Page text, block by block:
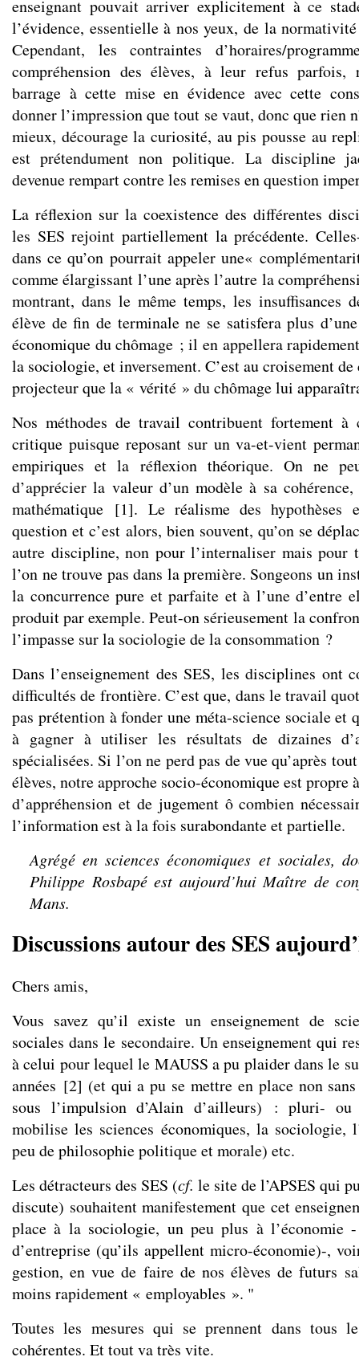
enseignant pouvait arriver explicitement à ce
l’évidence, essentielle à nos yeux, de la
Cependant, les contraintes d’horaires/
compréhension des élèves, à leur refus
barrage à cette mise en évidence avec cette
donner l’impression que tout se vaut, donc que rien
mieux, décourage la curiosité, au pis pousse au
est prétendument non politique. La discipline
devenue rempart contre les remises en question
La réflexion sur la coexistence des différentes
les SES rejoint partiellement la précédente.
dans ce qu’on pourrait appeler une«
comme élargissant l’une après l’autre la
montrant, dans le même temps, les insuffisances
élève de fin de terminale ne se satisfera plus
économique du chômage ; il en appellera
la sociologie, et inversement. C’est au croisement
projecteur que la « vérité » du chômage lui
Nos méthodes de travail contribuent fortement à
critique puisque reposant sur un va-et-vient
empiriques et la réflexion théorique. On ne
d’apprécier la valeur d’un modèle à sa
mathématique [1]. Le réalisme des hypothèses
question et c’est alors, bien souvent, qu’on se
autre discipline, non pour l’internaliser mais pour
l’on ne trouve pas dans la première. Songeons un
la concurrence pure et parfaite et à l’une d’entre
produit par exemple. Peut-on sérieusement la
l’impasse sur la sociologie de la consommation ?
Dans l’enseignement des SES, les disciplines ont
difficultés de frontière. C’est que, dans le travail
pas prétention à fonder une méta-science sociale et
à gagner à utiliser les résultats de dizaines
spécialisées. Si l’on ne perd pas de vue qu’après
élèves, notre approche socio-économique est propre
d’appréhension et de jugement ô combien
l’information est à la fois surabondante et partielle.
Agrégé en sciences économiques et sociales,
Philippe Rosbapé est aujourd’hui Maître de
Mans.
Discussions autour des SES
Chers amis,
Vous savez qu’il existe un enseignement de
sociales dans le secondaire. Un enseignement qui
à celui pour lequel le MAUSS a pu plaider dans le
années [2] (et qui a pu se mettre en place non
sous l’impulsion d’Alain d’ailleurs) : pluri-
mobilise les sciences économiques, la sociologie,
peu de philosophie politique et morale) etc.
Les détracteurs des SES (cf. le site de l’APSES qui
discute) souhaitent manifestement que cet
place à la sociologie, un peu plus à l’économie
d’entreprise (qu’ils appellent micro-économie)-,
gestion, en vue de faire de nos élèves de futurs
moins rapidement « employables ». "
Toutes les mesures qui se prennent dans tous
cohérentes. Et tout va très vite.